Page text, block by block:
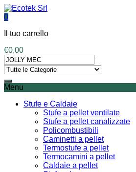
0
Il tuo carrello
€0,00
Menu
Stufe e Caldaie
Stufe a pellet ventilate
Stufe a pellet canalizzate
Policombustibili
Caminetti a pellet
Termostufe a pellet
Termocamini a pellet
Caldaie a pellet